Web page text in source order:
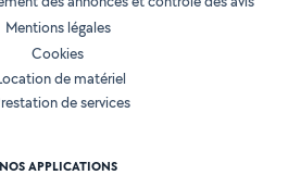
Mentions légales
Cookies
de matériel
de services
NOS APPLICATIONS